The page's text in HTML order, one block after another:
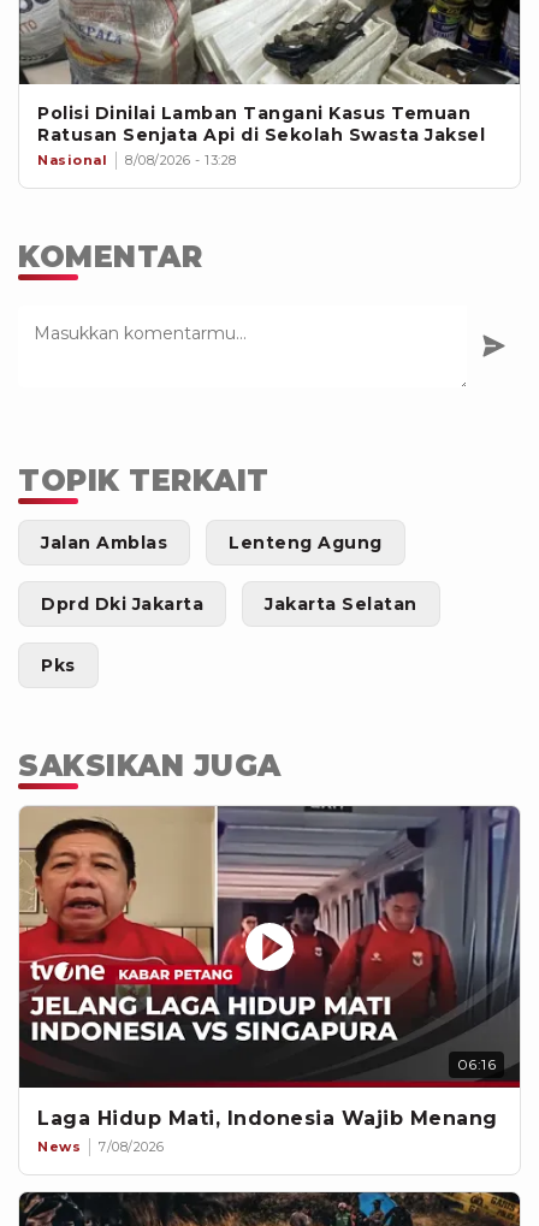
Polisi Dinilai Lamban Tangani Kasus Temuan
Ratusan Senjata Api di Sekolah Swasta Jaksel
Nasional 8/08/2026 - 13:28
KOMENTAR
TOPIK TERKAIT
Jalan Amblas Lenteng Agung
Dprd Dki Jakarta Jakarta Selatan
Pks
SAKSIKAN JUGA
06:16
Laga Hidup Mati, Indonesia Wajib Menang
News 7/08/2026